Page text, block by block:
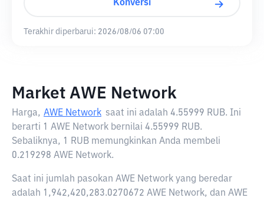
Konversi
Terakhir diperbarui: 2026/08/06 07:00
Market AWE Network
Harga, AWE Network saat ini adalah 4.55999 RUB. Ini
berarti 1 AWE Network bernilai 4.55999 RUB.
Sebaliknya, 1 RUB memungkinkan Anda membeli
0.219298 AWE Network.
Saat ini jumlah pasokan AWE Network yang beredar
adalah 1,942,420,283.0270672 AWE Network, dan AWE